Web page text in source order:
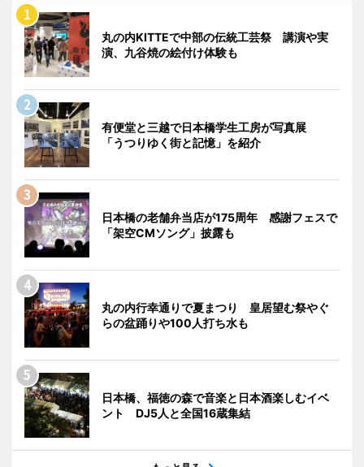
丸の内KITTEで中部の伝統工芸祭 講演や実
演、九谷焼の絵付け体験も
有便堂と三越で日本橋学生工房が写真展
「うつりゆく街と記憶」を紹介
日本橋の老舗弁当店が175周年 感謝フェスで
「架空CMソング」披露も
丸の内行幸通りで夏まつり 皇居望む祭やぐ
らの盆踊りや100人打ち水も
日本橋、福徳の森で音楽と日本酒楽しむイベ
ント DJ5人と全国16蔵集結